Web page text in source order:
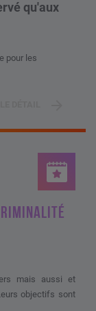
qu'aux
pour les
mais aussi et
objectifs sont